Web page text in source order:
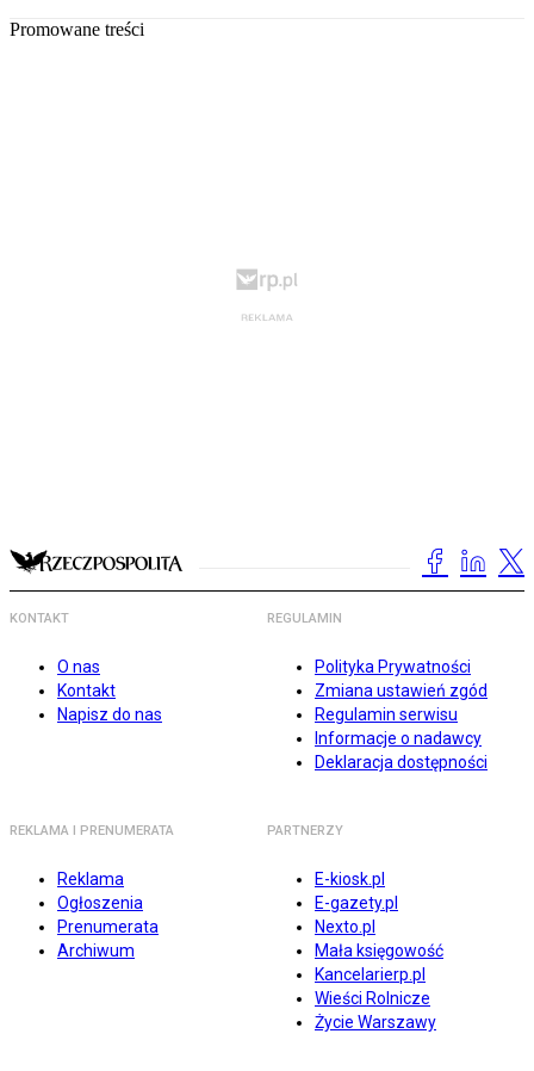
Promowane treści
KONTAKT
O nas
Kontakt
Napisz do nas
REGULAMIN
Polityka Prywatności
Zmiana ustawień zgód
Regulamin serwisu
Informacje o nadawcy
Deklaracja dostępności
REKLAMA I PRENUMERATA
Reklama
Ogłoszenia
Prenumerata
Archiwum
PARTNERZY
E-kiosk.pl
E-gazety.pl
Nexto.pl
Mała księgowość
Kancelarierp.pl
Wieści Rolnicze
Życie Warszawy